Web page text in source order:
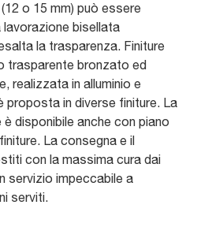
o 15 mm) può essere
bisellata
la trasparenza. Finiture
trasparente bronzato ed
realizzata in alluminio e
proposta in diverse finiture. La
disponibile anche con piano
La consegna e il
con la massima cura dai
servizio impeccabile a
serviti.